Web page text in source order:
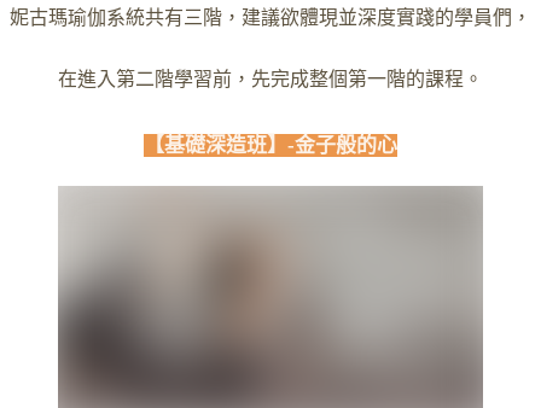
妮古瑪瑜伽系統共有三階，建議欲體現並深度實踐的學員們，
在進入第二階學習前，先完成整個第一階的課程。
【基礎深造班】-金子般的心